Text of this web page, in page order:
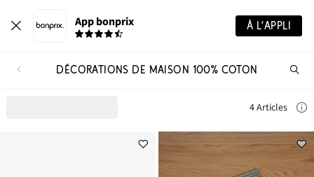
App bonprix À L’APPLI
DÉCORATIONS DE MAISON 100% COTON
4 Articles